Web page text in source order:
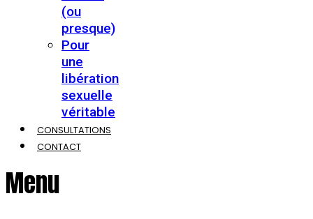
(ou
presque)
Pour
une
libération
sexuelle
véritable
CONSULTATIONS
CONTACT
Menu